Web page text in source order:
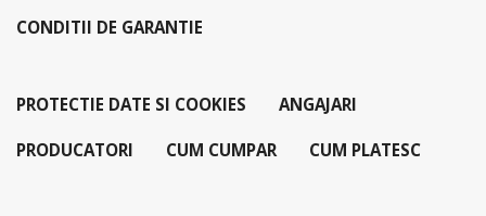
CONDITII DE GARANTIE
PROTECTIE DATE SI COOKIES ANGAJARI
PRODUCATORI CUM CUMPAR CUM PLATESC